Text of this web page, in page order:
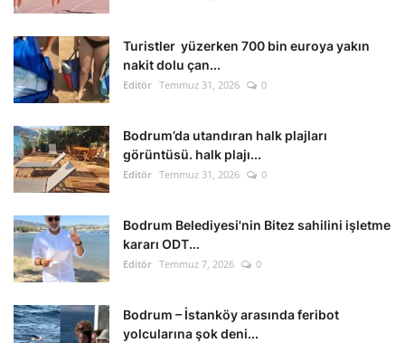
Kültür Sanat Tarih
Sağlık
Ekonomi
Gündem
Dünya
Turistler yüzerken 700 bin euroya yakın
nakit dolu çan...
Editör Temmuz 31, 2026 0
Bodrum’da utandıran halk plajları
görüntüsü. halk plajı...
Editör Temmuz 31, 2026 0
Bodrum Belediyesi'nin Bitez sahilini işletme
kararı ODT...
Editör Temmuz 7, 2026 0
Bodrum – İstanköy arasında feribot
yolcularına şok deni...